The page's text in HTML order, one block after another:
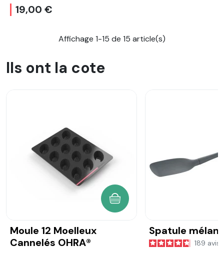
19,00 €
Affichage 1-15 de 15 article(s)
Ils ont la cote
Moule 12 Moelleux
Cannelés OHRA®
AJOUTER AU PANIER
Spatule
189 avis